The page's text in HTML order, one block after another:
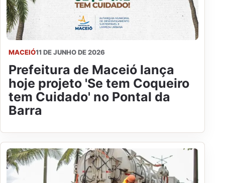
MACEIÓ11 DE JUNHO DE 2026
Prefeitura de Maceió lança
hoje projeto 'Se tem Coqueiro
tem Cuidado' no Pontal da
Barra